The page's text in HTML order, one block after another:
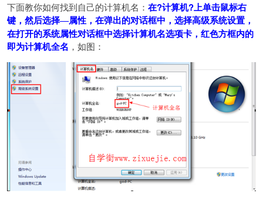
下面教你如何找到自己的计算机名： 在?计算机?上单击鼠标右
键，然后选择—属性，在弹出的对话框中， 选择高级系统设置，
在打开的系统属性对话框中选择计算机名选项卡，红色方框内的
即为计算机全名 ，如图：